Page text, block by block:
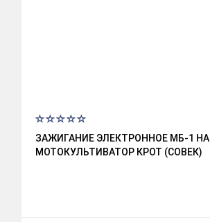
ЗАЖИГАНИЕ ЭЛЕКТРОННОЕ МБ-1 НА
МОТОКУЛЬТИВАТОР КРОТ (СОВЕК)